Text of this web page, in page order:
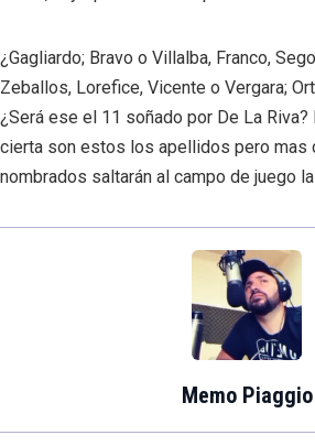
¿Gagliardo; Bravo o Villalba, Franco,
Zeballos, Lorefice, Vicente o Vergara;
¿Será ese el 11 soñado por De La
cierta son estos los apellidos pero mas
nombrados saltarán al campo de juego
Memo Piaggio